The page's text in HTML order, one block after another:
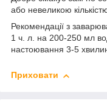
або невеликою
Рекомендації з
1 ч. л. на 200-250 мл
настоювання 3-5
Приховати